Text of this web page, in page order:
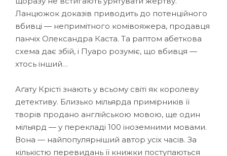
Ланцюжок доказів приводить до потенційного
вбивці — непримітного комівояжера, продавця
панчіх Олександра Каста. Та раптом абеткова
схема дає збій, і Пуаро розуміє, що вбивця —
хтось інший…
Аґату Крісті знають у всьому світі як королеву
детективу. Близько мільярда примірників її
творів продано англійською мовою, ще один
мільярд — у перекладі 100 іноземними мовами.
Вона — найпопулярніший автор усіх часів. За
кількістю перевидань її книжки поступаються